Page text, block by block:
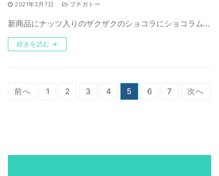
2021年2月7日 プチガトー
新商品にナッツ入りのザクザクのショコラにショコラム…
続きを読む →
投
ー
前へ 1 2 3 4 5 6 7 次へ